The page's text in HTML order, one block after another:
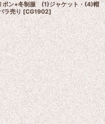
ン+冬制服 (1)ジャケット・(4)帽
ラ売り [CG1902]